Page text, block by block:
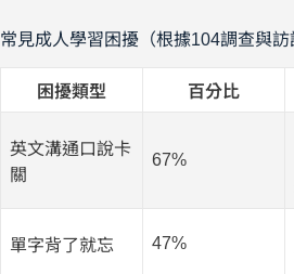
常見成人學習困擾（根據104調查與訪
困擾類型 百分比
英文溝通口說卡
關
67%
單字背了就忘 47%